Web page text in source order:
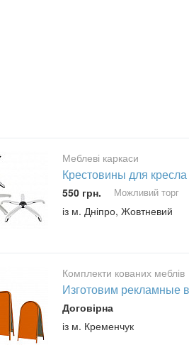
Меблеві каркаси
Крестовины для кресла
550 грн. Можливий торг
із м. Дніпро, Жовтневий
Комплекти кованих меблів
Изготовим рекламные
Договірна
із м. Кременчук